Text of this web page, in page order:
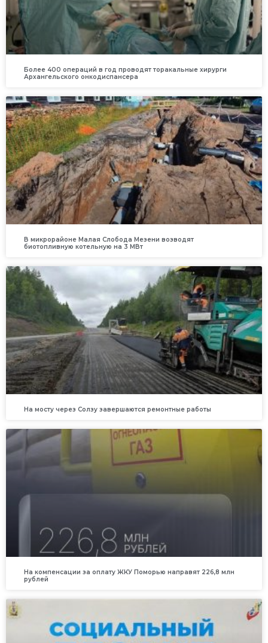
Более 400 операций в год проводят торакальные хирурги
Архангельского онкодиспансера
В микрорайоне Малая Слобода Мезени возводят
биотопливную котельную на 3 МВт
На мосту через Солзу завершаются ремонтные работы
На компенсации за оплату ЖКУ Поморью направят 226,8 млн
рублей